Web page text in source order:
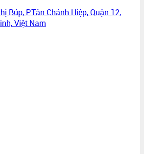
Búp, P.Tân Chánh Hiệp, Quận 12,
Việt Nam